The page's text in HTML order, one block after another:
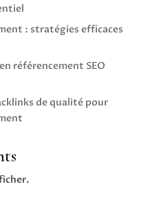
: stratégies efficaces
référencement SEO
de qualité pour